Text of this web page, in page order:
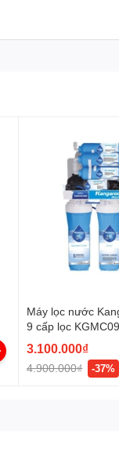
Máy lọc nước
9 cấp lọc
tủ)
3.100.000₫
4.900.000₫ -37%